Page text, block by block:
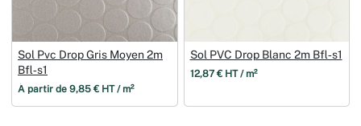
Sol Pvc Drop Gris Moyen 2m
Bfl‑s1
À partir de 9,85 € HT / m²
Sol PVC Drop Blanc 2m Bfl‑s1
12,87 € HT / m²